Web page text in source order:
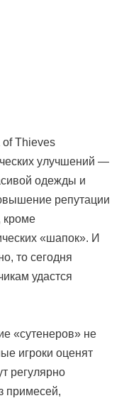
Thieves
улучшений —
одежды и
репутации
кроме
«шапок». И
то сегодня
удастся
«сутенеров» не
игроки оценят
регулярно
примесей,